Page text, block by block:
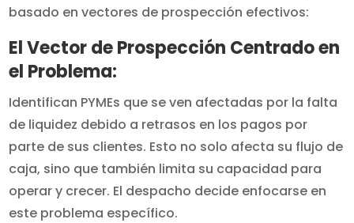
basado en vectores de prospección efectivos:
El Vector de Prospección Centrado en
el Problema:
Identifican PYMEs que se ven afectadas por la falta
de liquidez debido a retrasos en los pagos por
parte de sus clientes. Esto no solo afecta su flujo de
caja, sino que también limita su capacidad para
operar y crecer. El despacho decide enfocarse en
este problema específico.